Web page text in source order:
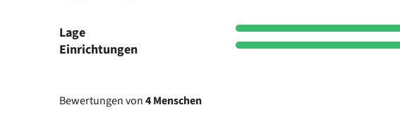
Lage
Einrichtungen
Bewertungen von4 Menschen